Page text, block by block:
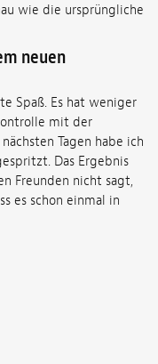
wie die ursprüngliche
neuen
Spaß. Es hat weniger
mit der
Tagen habe ich
Das Ergebnis
Freunden nicht sagt,
es schon einmal in